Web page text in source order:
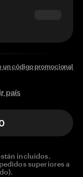
un código promocional
país
incluidos.
superiores a